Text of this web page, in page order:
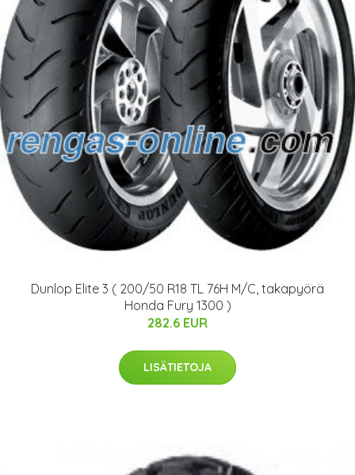
Dunlop Elite 3 ( 200/50 R18 TL 76H M/C, takapyörä
Honda Fury 1300 )
282.6 EUR
LISÄTIETOJA